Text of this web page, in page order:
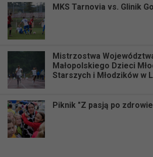
MKS Tarnovia vs. Glinik
Mistrzostwa
Małopolskiego Dzieci
Starszych i Młodzików w
Piknik "Z pasją po